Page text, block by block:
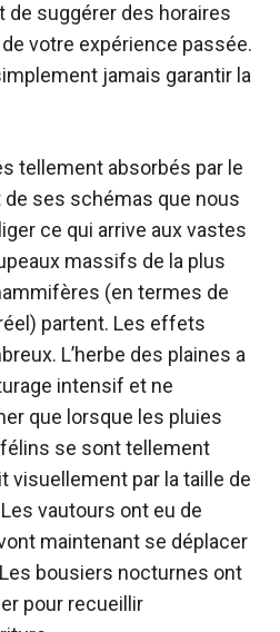
suggérer des horaires
votre expérience passée.
jamais garantir la
tellement absorbés par le
ses schémas que nous
ce qui arrive aux vastes
massifs de la plus
(en termes de
partent. Les effets
L’herbe des plaines a
intensif et ne
que lorsque les pluies
se sont tellement
visuellement par la taille de
vautours ont eu de
maintenant se déplacer
bousiers nocturnes ont
pour recueillir